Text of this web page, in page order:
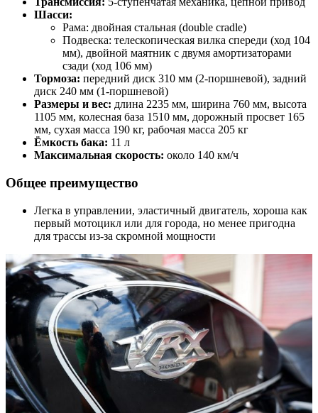
Шасси:
Рама: двойная стальная (double cradle)
Подвеска: телескопическая вилка спереди (ход 104
мм), двойной маятник с двумя амортизаторами
сзади (ход 106 мм)
Тормоза: передний диск 310 мм (2-поршневой), задний
диск 240 мм (1-поршневой)
Размеры и вес: длина 2235 мм, ширина 760 мм, высота
1105 мм, колесная база 1510 мм, дорожный просвет 165
мм, сухая масса 190 кг, рабочая масса 205 кг
Ёмкость бака: 11 л
Максимальная скорость: около 140 км/ч
Общее преимущество
Легка в управлении, эластичный двигатель, хороша как
первый мотоцикл или для города, но менее пригодна
для трассы из-за скромной мощности